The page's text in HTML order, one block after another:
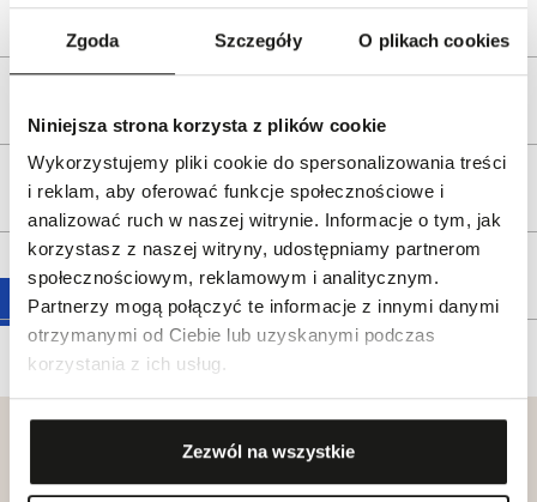
Zgoda Szczegóły O plikach cookies
Niniejsza strona korzysta z plików cookie
Wykorzystujemy pliki cookie do spersonalizowania treści
i reklam, aby oferować funkcje społecznościowe i
analizować ruch w naszej witrynie. Informacje o tym, jak
korzystasz z naszej witryny, udostępniamy partnerom
społecznościowym, reklamowym i analitycznym.
Partnerzy mogą połączyć te informacje z innymi danymi
otrzymanymi od Ciebie lub uzyskanymi podczas
korzystania z ich usług.
Zezwól na wszystkie
Opis produktu
Reklamacje i zwroty
Tagi